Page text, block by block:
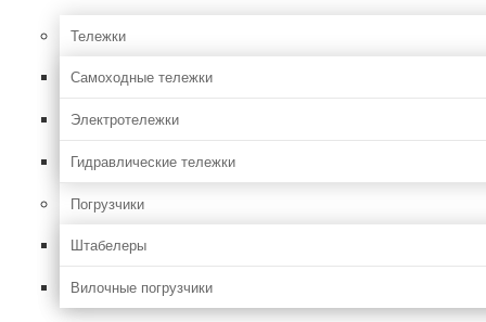
Тележки
Самоходные тележки
Электротележки
Гидравлические тележки
Погрузчики
Штабелеры
Вилочные погрузчики